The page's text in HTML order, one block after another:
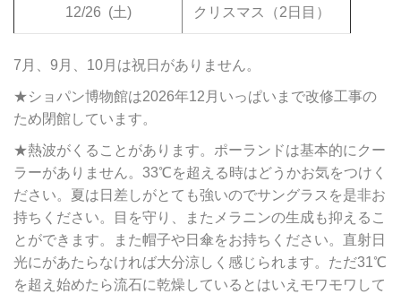
12/26 (土) クリスマス（2日目）
7月、9月、10月は祝日がありません。
★ショパン博物館は2026年12月いっぱいまで改修工事の
ため閉館しています。
★熱波がくることがあります。ポーランドは基本的にクー
ラーがありません。33℃を超える時はどうかお気をつけく
ださい。夏は日差しがとても強いのでサングラスを是非お
持ちください。目を守り、またメラニンの生成も抑えるこ
とができます。また帽子や日傘をお持ちください。直射日
光にがあたらなければ大分涼しく感じられます。ただ31℃
を超え始めたら流石に乾燥しているとはいえモワモワして